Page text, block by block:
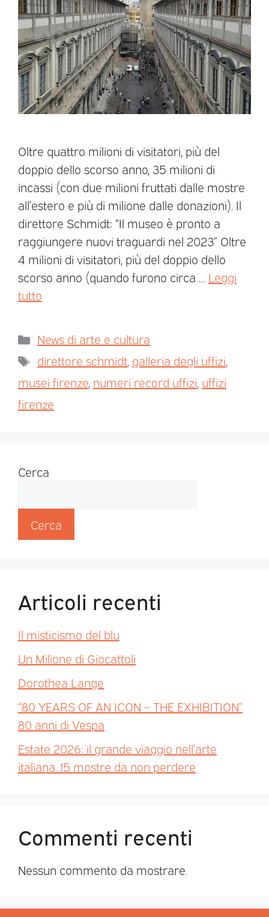
Oltre quattro milioni di visitatori, più del
doppio dello scorso anno, 35 milioni di
incassi (con due milioni fruttati dalle mostre
all’estero e più di milione dalle donazioni). Il
direttore Schmidt: “Il museo è pronto a
raggiungere nuovi traguardi nel 2023” Oltre
4 milioni di visitatori, più del doppio dello
scorso anno (quando furono circa … Leggi
tutto
News di arte e cultura
direttore schmidt, galleria degli uffizi,
musei firenze, numeri record uffizi, uffizi
firenze
Cerca
Cerca
Articoli recenti
Il misticismo del blu
Un Milione di Giocattoli
Dorothea Lange
“80 YEARS OF AN ICON – THE EXHIBITION”
80 anni di Vespa
Estate 2026: il grande viaggio nell’arte
italiana. 15 mostre da non perdere
Commenti recenti
Nessun commento da mostrare.